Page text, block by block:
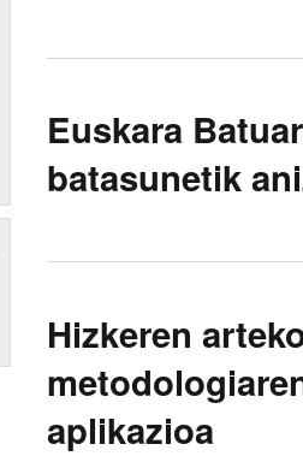
Euskara
batasunetik
Hizkeren
aplikazioa